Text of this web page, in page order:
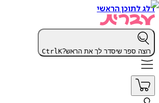
דלג לתוכן הראשי
רוצה ספר שיסדר לך את הראש? CtrlK